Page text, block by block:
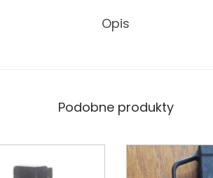
Opis
Podobne produkty